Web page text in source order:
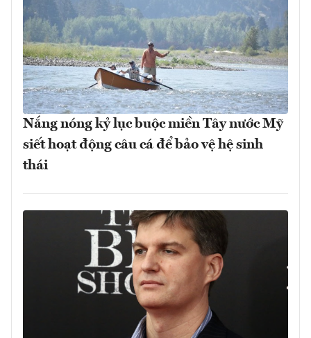
Nắng nóng kỷ lục buộc miền Tây nước Mỹ
siết hoạt động câu cá để bảo vệ hệ sinh
thái